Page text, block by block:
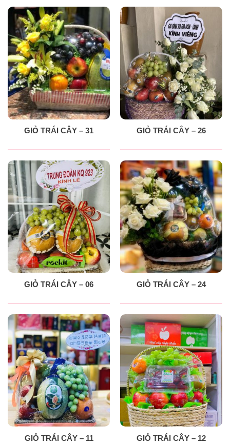
GIỎ TRÁI CÂY – 31 GIỎ TRÁI CÂY – 26
GIỎ TRÁI CÂY – 06 GIỎ TRÁI CÂY – 24
GIỎ TRÁI CÂY – 11 GIỎ TRÁI CÂY – 12